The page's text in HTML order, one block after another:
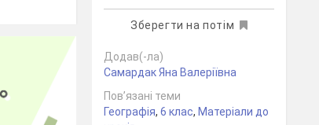
Зберегти на потім
Додав(-ла)
Самардак Яна Валеріївна
Пов’язані теми
Географія,6 клас, Матеріали до